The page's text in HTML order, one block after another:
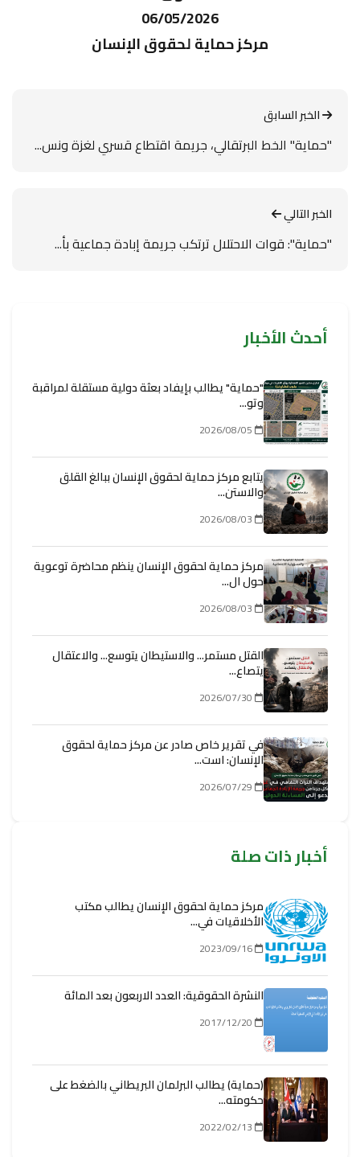
06/05/2026
مركز حماية لحقوق الإنسان
الخبر السابق
"حماية" الخط البرتقالي، جريمة اقتطاع قسري لغزة ونس...
الخبر التالي
"حماية": قوات الاحتلال ترتكب جريمة إبادة جماعية بأ...
أحدث الأخبار
"حماية" يطالب بإيفاد بعثة دولية مستقلة لمراقبة
وتو...
يتابع مركز حماية لحقوق الإنسان ببالغ القلق
والاستن...
مركز حماية لحقوق الإنسان ينظم محاضرة توعوية
حول ال...
القتل مستمر... والاستيطان يتوسع... والاعتقال
يتصاع...
في تقرير خاص صادر عن مركز حماية لحقوق
الإنسان: است...
أخبار ذات صلة
مركز حماية لحقوق الإنسان يطالب مكتب
الأخلاقيات في...
النشرة الحقوقية: العدد الاربعون بعد المائة
(حماية) يطالب البرلمان البريطاني بالضغط على
حكومته...